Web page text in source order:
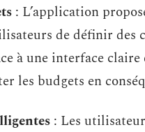
: L’application
de définir des
à une interface
les budgets en
: Les